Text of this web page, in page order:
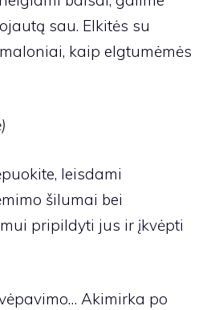
sau. Elkitės su
kaip elgtumėmės
leisdami
šilumai bei
pripildyti jus ir įkvėpti
Akimirka po